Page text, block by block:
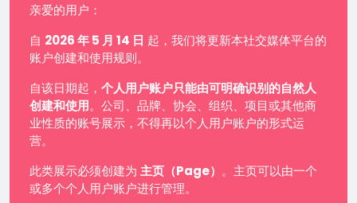
亲爱的用户：
自 2026 年 5 月 14 日 起，我们将更新本社交媒体平台的
账户创建和使用规则。
自该日期起， 个人用户账户只能由可明确识别的自然人
创建和使用。公司、品牌、协会、组织、项目或其他商
业性质的账号展示，不得再以个人用户账户的形式运
营。
此类展示必须创建为 主页（Page） 。主页可以由一个
或多个个人用户账户进行管理。